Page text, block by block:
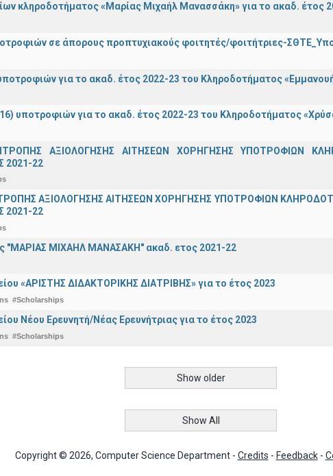
κληροδοτήματος «Μαρίας Μιχαήλ Μανασσάκη» για το ακαδ. έτος
σε άπορους προπτυχιακούς φοιτητές/φοιτήτριες-
για το ακαδ. έτος 2022-23 του Κληροδοτήματος
υποτροφιών για το ακαδ. έτος 2022-23 του Κληροδοτήματος
ΑΞΙΟΛΟΓΗΣΗΣ ΑΙΤΗΣΕΩΝ ΧΟΡΗΓΗΣΗΣ ΥΠΟΤΡΟΦΙΩΝ
2021-22
ΑΞΙΟΛΟΓΗΣΗΣ ΑΙΤΗΣΕΩΝ ΧΟΡΗΓΗΣΗΣ ΥΠΟΤΡΟΦΙΩΝ
2021-22
"ΜΑΡΙΑΣ ΜΙΧΑΗΛ ΜΑΝΑΣΑΚΗ" ακαδ. ετος 2021-22
«ΑΡΙΣΤΗΣ ΔΙΔΑΚΤΟΡΙΚΗΣ ΔΙΑΤΡΙΒΗΣ» για το έτος 2023
#Scholarships
Νέου Ερευνητή/Νέας Ερευνήτριας για το έτος 2023
#Scholarships
Show older
Show All
Copyright © 2026, Computer Science Department - Credits - Feedback-